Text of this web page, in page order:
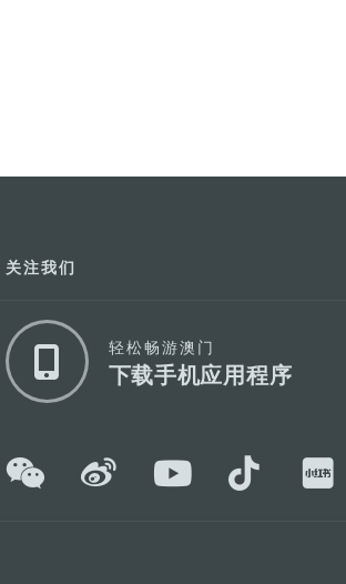
关注我们
轻松畅游澳门
下载手机应用程序